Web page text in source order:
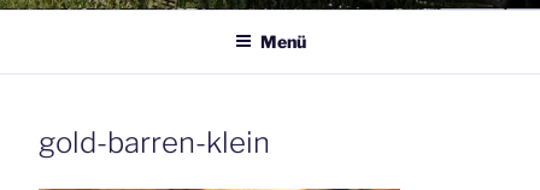
Menü
gold-barren-klein